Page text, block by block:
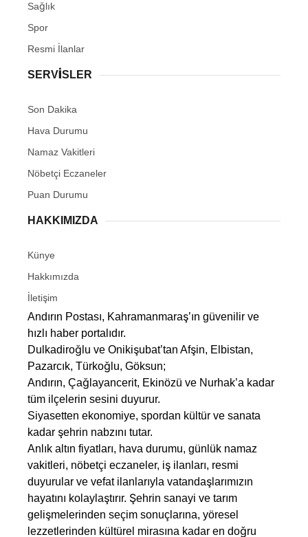
Sağlık
Spor
Resmi İlanlar
SERVİSLER
Son Dakika
Hava Durumu
Namaz Vakitleri
Nöbetçi Eczaneler
Puan Durumu
HAKKIMIZDA
Künye
Hakkımızda
İletişim
Andırın Postası, Kahramanmaraş’ın güvenilir ve
hızlı haber portalıdır.
Dulkadiroğlu ve Onikişubat’tan Afşin, Elbistan,
Pazarcık, Türkoğlu, Göksun;
Andırın, Çağlayancerit, Ekinözü ve Nurhak’a kadar
tüm ilçelerin sesini duyurur.
Siyasetten ekonomiye, spordan kültür ve sanata
kadar şehrin nabzını tutar.
Anlık altın fiyatları, hava durumu, günlük namaz
vakitleri, nöbetçi eczaneler, iş ilanları, resmi
duyurular ve vefat ilanlarıyla vatandaşlarımızın
hayatını kolaylaştırır. Şehrin sanayi ve tarım
gelişmelerinden seçim sonuçlarına, yöresel
lezzetlerinden kültürel mirasına kadar en doğru